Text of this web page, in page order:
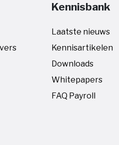
Kennisbank
Laatste nieuws
Kennisartikelen
Downloads
Whitepapers
FAQ Payroll